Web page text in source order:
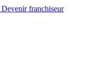
Devenir franchiseur